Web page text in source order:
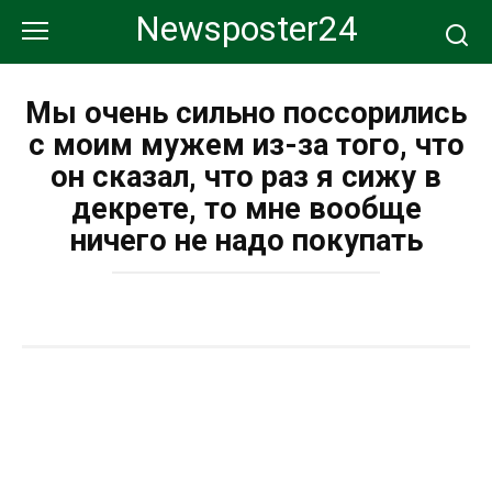
контенту
Newsposter24
Мы очень сильно поссорились
с моим мужем из-за того, что
он сказал, что раз я сижу в
декрете, то мне вообще
ничего не надо покупать